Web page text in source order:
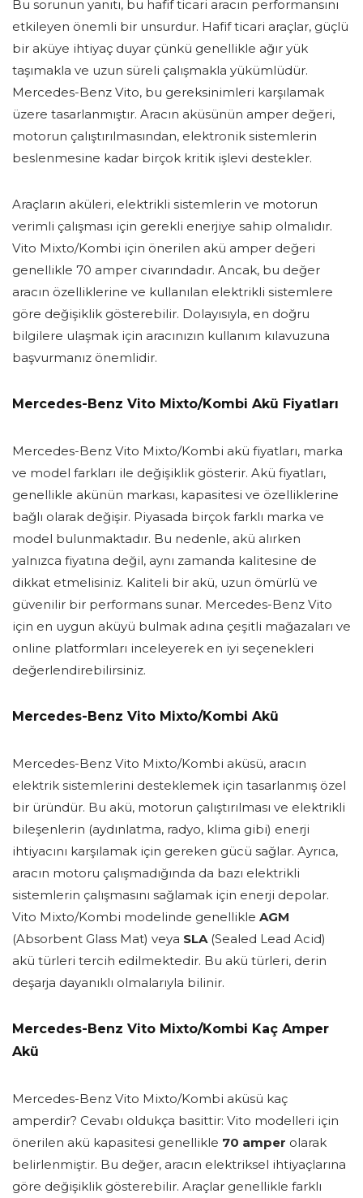
Bu sorunun yanıtı, bu hafif ticari aracın performansını
etkileyen önemli bir unsurdur. Hafif ticari araçlar, güçlü
bir aküye ihtiyaç duyar çünkü genellikle ağır yük
taşımakla ve uzun süreli çalışmakla yükümlüdür.
Mercedes-Benz Vito, bu gereksinimleri karşılamak
üzere tasarlanmıştır. Aracın aküsünün amper değeri,
motorun çalıştırılmasından, elektronik sistemlerin
beslenmesine kadar birçok kritik işlevi destekler.
Araçların aküleri, elektrikli sistemlerin ve motorun
verimli çalışması için gerekli enerjiye sahip olmalıdır.
Vito Mixto/Kombi için önerilen akü amper değeri
genellikle 70 amper civarındadır. Ancak, bu değer
aracın özelliklerine ve kullanılan elektrikli sistemlere
göre değişiklik gösterebilir. Dolayısıyla, en doğru
bilgilere ulaşmak için aracınızın kullanım kılavuzuna
başvurmanız önemlidir.
Mercedes-Benz Vito Mixto/Kombi Akü Fiyatları
Mercedes-Benz Vito Mixto/Kombi akü fiyatları, marka
ve model farkları ile değişiklik gösterir. Akü fiyatları,
genellikle akünün markası, kapasitesi ve özelliklerine
bağlı olarak değişir. Piyasada birçok farklı marka ve
model bulunmaktadır. Bu nedenle, akü alırken
yalnızca fiyatına değil, aynı zamanda kalitesine de
dikkat etmelisiniz. Kaliteli bir akü, uzun ömürlü ve
güvenilir bir performans sunar. Mercedes-Benz Vito
için en uygun aküyü bulmak adına çeşitli mağazaları ve
online platformları inceleyerek en iyi seçenekleri
değerlendirebilirsiniz.
Mercedes-Benz Vito Mixto/Kombi Akü
Mercedes-Benz Vito Mixto/Kombi aküsü, aracın
elektrik sistemlerini desteklemek için tasarlanmış özel
bir üründür. Bu akü, motorun çalıştırılması ve elektrikli
bileşenlerin (aydınlatma, radyo, klima gibi) enerji
ihtiyacını karşılamak için gereken gücü sağlar. Ayrıca,
aracın motoru çalışmadığında da bazı elektrikli
sistemlerin çalışmasını sağlamak için enerji depolar.
Vito Mixto/Kombi modelinde genellikle AGM
(Absorbent Glass Mat) veya SLA(Sealed Lead Acid)
akü türleri tercih edilmektedir. Bu akü türleri, derin
deşarja dayanıklı olmalarıyla bilinir.
Mercedes-Benz Vito Mixto/Kombi Kaç Amper
Akü
Mercedes-Benz Vito Mixto/Kombi aküsü kaç
amperdir? Cevabı oldukça basittir: Vito modelleri için
önerilen akü kapasitesi genellikle 70 amper olarak
belirlenmiştir. Bu değer, aracın elektriksel ihtiyaçlarına
göre değişiklik gösterebilir. Araçlar genellikle farklı